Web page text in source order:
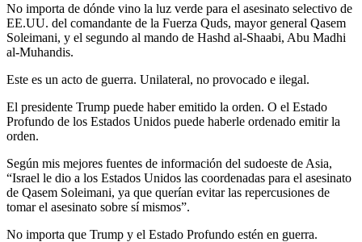
No importa de dónde vino la luz verde para el asesinato selectivo de
EE.UU. del comandante de la Fuerza Quds, mayor general Qasem
Soleimani, y el segundo al mando de Hashd al-Shaabi, Abu Madhi
al-Muhandis.
Este es un acto de guerra. Unilateral, no provocado e ilegal.
El presidente Trump puede haber emitido la orden. O el Estado
Profundo de los Estados Unidos puede haberle ordenado emitir la
orden.
Según mis mejores fuentes de información del sudoeste de Asia,
“Israel le dio a los Estados Unidos las coordenadas para el asesinato
de Qasem Soleimani, ya que querían evitar las repercusiones de
tomar el asesinato sobre sí mismos”.
No importa que Trump y el Estado Profundo estén en guerra.